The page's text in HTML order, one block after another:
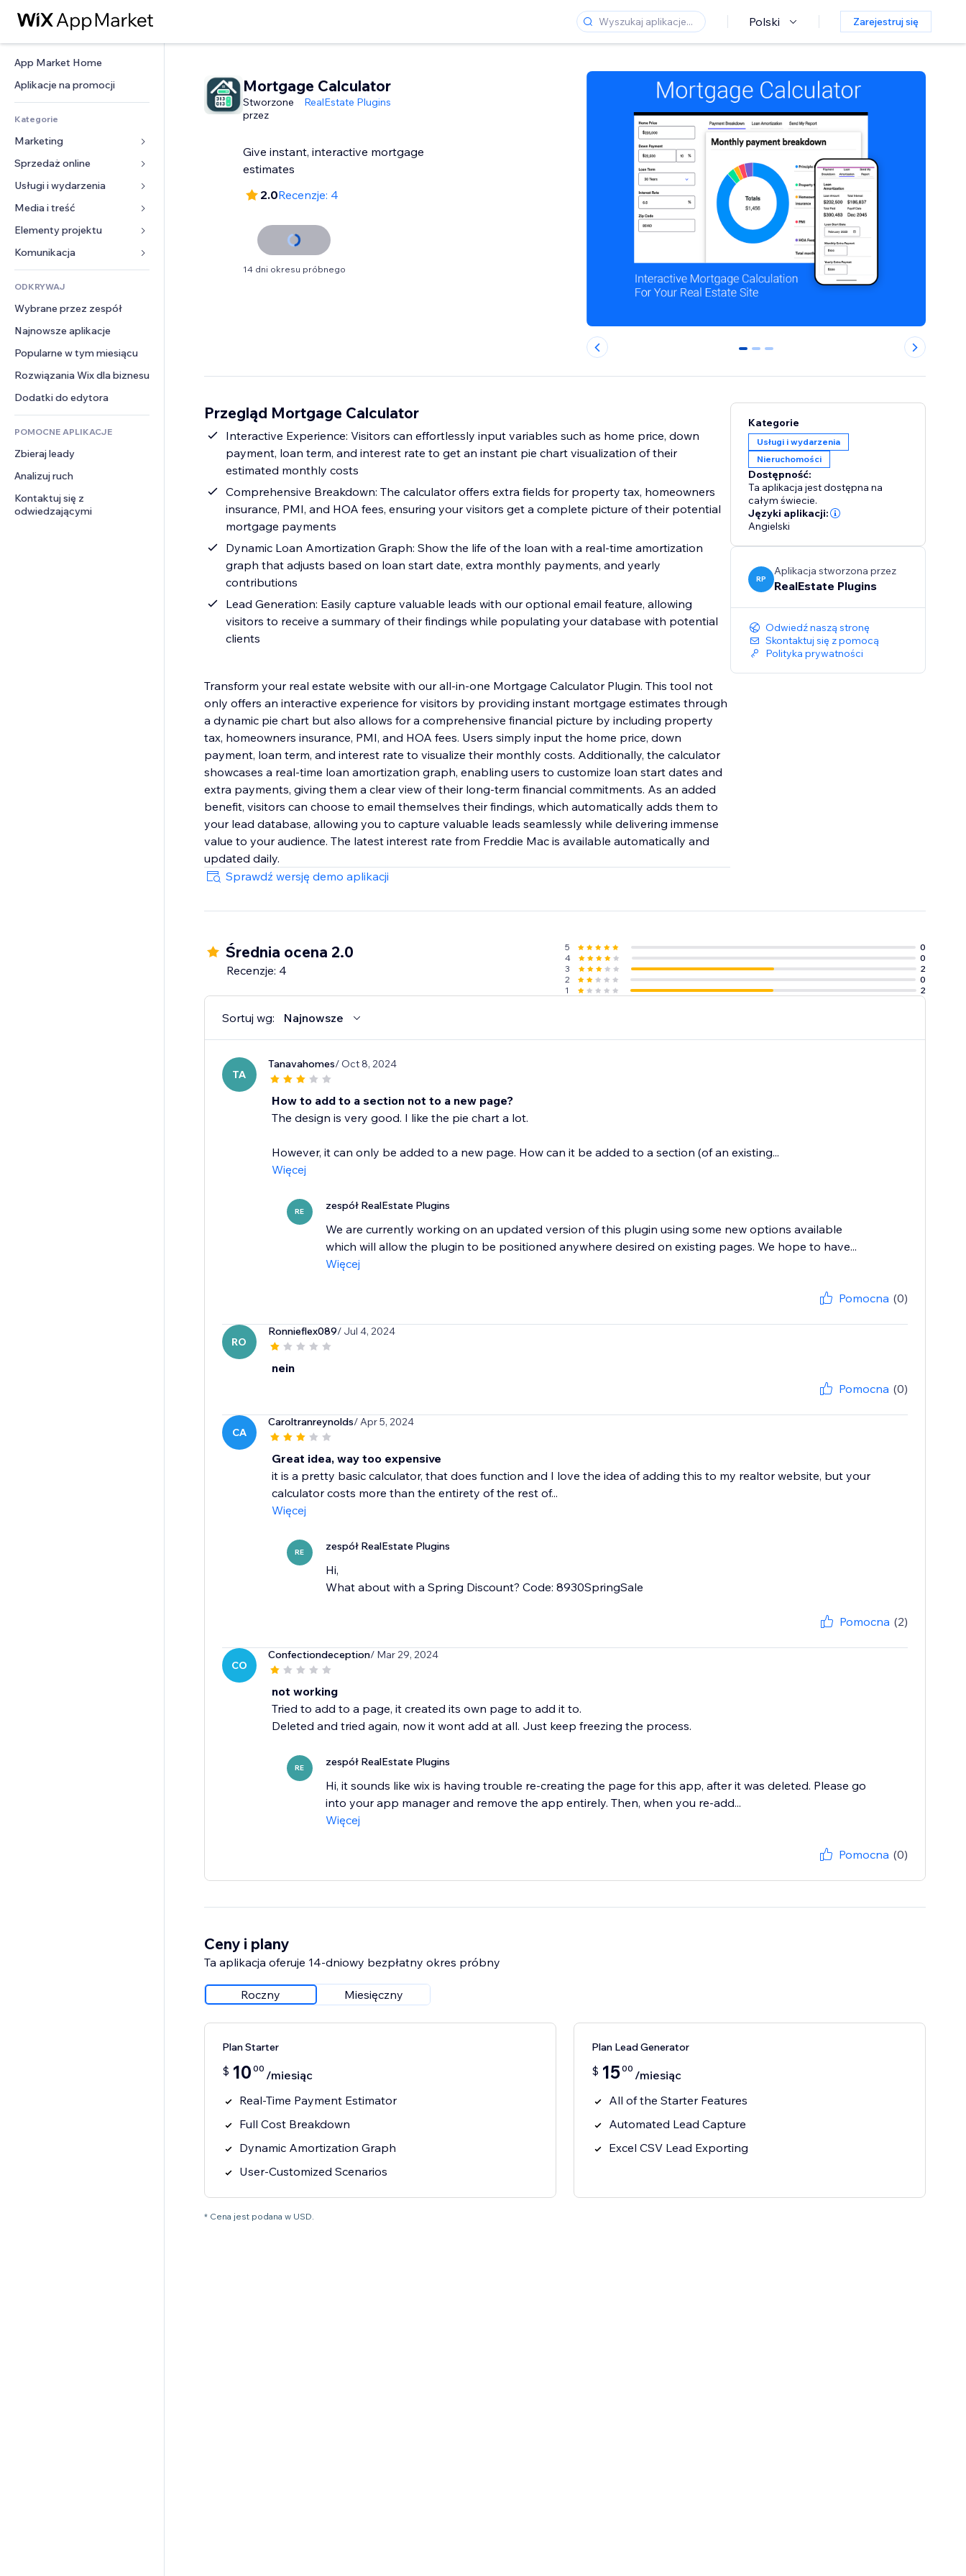
Polski Zarejestruj się
App Market Home
Aplikacje na promocji
Kategorie
Marketing
Reklamy
Smartfon
Analityka
Listy witryn
E-mail
Sprzedaż online
Aplikacje do sklepów
Wysyłka i dostawa
Przyciski sprzedaży
Rachunkowość
Kupony i lojalność
Rozwiązania dla
magazynowania
Dropshipping
Ceny i subskrypcja
Crowdfunding
Żywność i napoje
Usługi i wydarzenia
Hotele
Wydarzenia
Restauracje
Nieruchomości
Rezerwacje
Media i treść
Galeria
Muzyka
Podkasty
Fotografia
Film
PDF
Udostępnianie plików
Wiadomości
Elementy projektu
Mapy i nawigacja
Prywatność i bezpieczeństwo
Zegar
Szablony stron
Efekty obrazu
Przyciski i menu
Banery i odznaki
Kalkulatory
Szukaj
Pogoda
Wykresy i tabele
Formularze
Ankiety
Czat
Komentarze
Telefon
Społeczność
Opinie i polecenia
CRM
ODKRYWAJ
Wybrane przez zespół
Najnowsze aplikacje
Popularne w tym miesiącu
Rozwiązania Wix dla biznesu
Dodatki do edytora
POMOCNE APLIKACJE
Zbieraj leady
Analizuj ruch
Kontaktuj się z
odwiedzającymi
Mortgage Calculator
Stworzone
przez
RealEstate Plugins
Give instant, interactive mortgage
estimates
2.0Recenzje: 4
14 dni okresu próbnego
0 1 2
Przegląd Mortgage Calculator
Interactive Experience: Visitors can effortlessly input variables such as home price, down
payment, loan term, and interest rate to get an instant pie chart visualization of their
estimated monthly costs
Comprehensive Breakdown: The calculator offers extra fields for property tax, homeowners
insurance, PMI, and HOA fees, ensuring your visitors get a complete picture of their potential
mortgage payments
Dynamic Loan Amortization Graph: Show the life of the loan with a real-time amortization
graph that adjusts based on loan start date, extra monthly payments, and yearly
contributions
Lead Generation: Easily capture valuable leads with our optional email feature, allowing
visitors to receive a summary of their findings while populating your database with potential
clients
Transform your real estate website with our all-in-one Mortgage Calculator Plugin. This tool not
only offers an interactive experience for visitors by providing instant mortgage estimates through
a dynamic pie chart but also allows for a comprehensive financial picture by including property
tax, homeowners insurance, PMI, and HOA fees. Users simply input the home price, down
payment, loan term, and interest rate to visualize their monthly costs. Additionally, the calculator
showcases a real-time loan amortization graph, enabling users to customize loan start dates and
extra payments, giving them a clear view of their long-term financial commitments. As an added
benefit, visitors can choose to email themselves their findings, which automatically adds them to
your lead database, allowing you to capture valuable leads seamlessly while delivering immense
value to your audience. The latest interest rate from Freddie Mac is available automatically and
updated daily.
Sprawdź wersję demo aplikacji
Kategorie
Usługi i wydarzenia
Nieruchomości
Dostępność:
Ta aplikacja jest dostępna na
całym świecie.
Języki aplikacji:
Angielski
RP
Aplikacja stworzona przez
RealEstate Plugins
Odwiedź naszą stronę
Skontaktuj się z pomocą
Polityka prywatności
Średnia ocena 2.0
Recenzje: 4
5
0
4
0
3
2
2
0
1
2
Sortuj wg: Najnowsze
TA
Tanavahomes/ Oct 8, 2024
How to add to a section not to a new page?
The design is very good. I like the pie chart a lot.
However, it can only be added to a new page. How can it be added to a section (of an existing...
Więcej
RE zespół RealEstate Plugins
We are currently working on an updated version of this plugin using some new options available
which will allow the plugin to be positioned anywhere desired on existing pages. We hope to have...
Więcej
Pomocna (0)
RO
Ronnieflex089/ Jul 4, 2024
nein
Pomocna (0)
CA
Caroltranreynolds/ Apr 5, 2024
Great idea, way too expensive
it is a pretty basic calculator, that does function and I love the idea of adding this to my realtor website, but your
calculator costs more than the entirety of the rest of...
Więcej
RE zespół RealEstate Plugins
Hi,
What about with a Spring Discount? Code: 8930SpringSale
Pomocna (2)
CO
Confectiondeception/ Mar 29, 2024
not working
Tried to add to a page, it created its own page to add it to.
Deleted and tried again, now it wont add at all. Just keep freezing the process.
RE zespół RealEstate Plugins
Hi, it sounds like wix is having trouble re-creating the page for this app, after it was deleted. Please go
into your app manager and remove the app entirely. Then, when you re-add...
Więcej
Pomocna (0)
Ceny i plany
Ta aplikacja oferuje 14-dniowy bezpłatny okres próbny
Roczny Miesięczny
Plan Starter
$ 10 00 /miesiąc
Real-Time Payment Estimator
Full Cost Breakdown
Dynamic Amortization Graph
User-Customized Scenarios
Plan Lead Generator
$ 1500 /miesiąc
All of the Starter Features
Automated Lead Capture
Excel CSV Lead Exporting
* Cena jest podana w USD.